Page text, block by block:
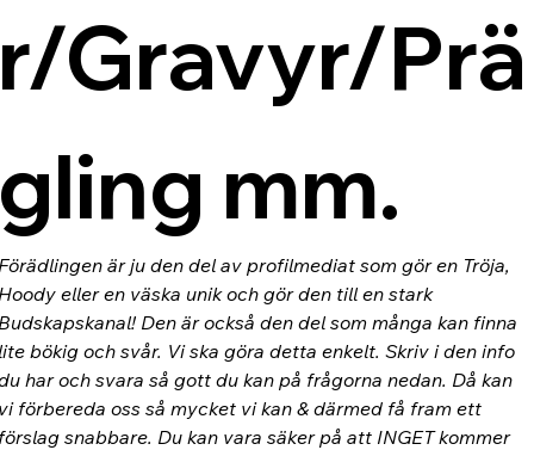
Gravyr/Prä
mm.
är ju den del av profilmediat som gör en Tröja,
eller en väska unik och gör den till en stark
Den är också den del som många kan finna
bökig och svår. Vi ska göra detta enkelt. Skriv i den info
har och svara så gott du kan på frågorna nedan. Då kan
förbereda oss så mycket vi kan & därmed få fram ett
snabbare. Du kan vara säker på att INGET kommer